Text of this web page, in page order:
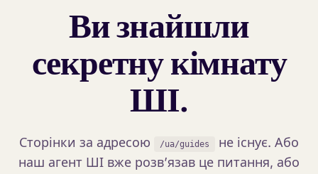
Ви знайшли
секретну кімнату
ШІ.
Сторінки за адресою /ua/guides
не існує. Або
наш агент ШІ вже розв’язав це питання, або